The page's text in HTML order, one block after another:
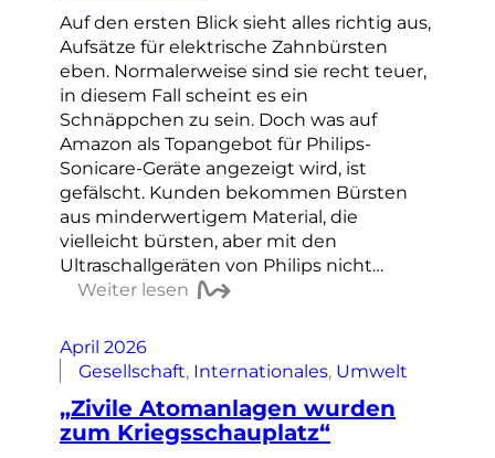
Auf den ersten Blick sieht alles richtig aus,
Aufsätze für elektrische Zahnbürsten
eben. Normalerweise sind sie recht teuer,
in diesem Fall scheint es ein
Schnäppchen zu sein. Doch was auf
Amazon als Topangebot für Philips-
Sonicare-Geräte angezeigt wird, ist
gefälscht. Kunden bekommen Bürsten
aus minderwertigem Material, die
vielleicht bürsten, aber mit den
Ultraschallgeräten von Philips nicht…
Weiter lesen
April 2026
Gesellschaft, Internationales, Umwelt
„Zivile Atomanlagen wurden
zum Kriegsschauplatz“